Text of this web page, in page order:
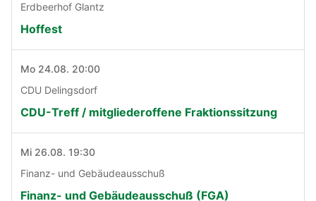
Erdbeerhof Glantz
Hoffest
Mo 24.08. 20:00
CDU Delingsdorf
CDU-Treff / mitgliederoffene Fraktionssitzung
Mi 26.08. 19:30
Finanz- und Gebäudeausschuß
Finanz- und Gebäudeausschuß (FGA)